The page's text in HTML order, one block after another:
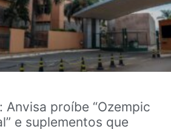
Anvisa proíbe “Ozempic
e suplementos que